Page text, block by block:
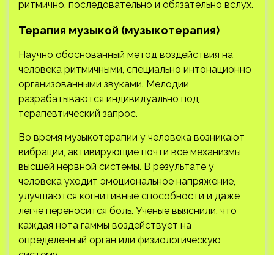
ритмично, последовательно и обязательно вслух.
Терапия музыкой (музыкотерапия)
Научно обоснованный метод воздействия на
человека ритмичными, специально интонационно
организованными звуками. Мелодии
разрабатываются индивидуально под
терапевтический запрос.
Во время музыкотерапии у человека возникают
вибрации, активирующие почти все механизмы
высшей нервной системы. В результате у
человека уходит эмоциональное напряжение,
улучшаются когнитивные способности и даже
легче переносится боль. Ученые выяснили, что
каждая нота гаммы воздействует на
определенный орган или физиологическую